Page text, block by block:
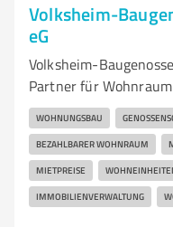
Volksheim-
eG
Volksheim-
Partner für
WOHNUNGSBAU
BEZAHLBARER WOHNRAUM
MIETPREISE
IMMOBILIENVERWALTUNG